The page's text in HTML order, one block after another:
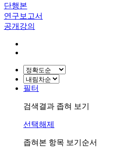
단행본
연구보고서
공개강의
필터
검색결과 좁혀 보기
선택해제
좁혀본 항목 보기순서